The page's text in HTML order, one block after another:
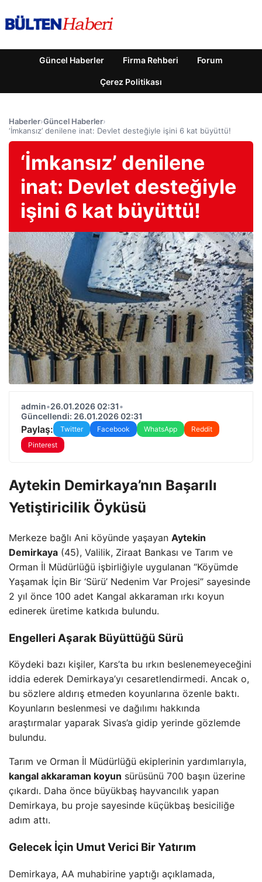
Güncel Haberler Firma Rehberi Forum
Çerez Politikası
Haberler›Güncel Haberler›
‘İmkansız’ denilene inat: Devlet desteğiyle işini 6 kat büyüttü!
‘İmkansız’ denilene
inat: Devlet desteğiyle
işini 6 kat büyüttü!
admin•26.01.2026 02:31•
Güncellendi: 26.01.2026 02:31
Paylaş: Twitter Facebook WhatsApp
Reddit
Pinterest
Aytekin Demirkaya’nın Başarılı
Yetiştiricilik Öyküsü
Merkeze bağlı Ani köyünde yaşayan Aytekin
Demirkaya (45), Valilik, Ziraat Bankası ve Tarım ve
Orman İl Müdürlüğü işbirliğiyle uygulanan “Köyümde
Yaşamak İçin Bir ‘Sürü’ Nedenim Var Projesi” sayesinde
2 yıl önce 100 adet Kangal akkaraman ırkı koyun
edinerek üretime katkıda bulundu.
Engelleri Aşarak Büyüttüğü Sürü
Köydeki bazı kişiler, Kars’ta bu ırkın beslenemeyeceğini
iddia ederek Demirkaya’yı cesaretlendirmedi. Ancak o,
bu sözlere aldırış etmeden koyunlarına özenle baktı.
Koyunların beslenmesi ve dağılımı hakkında
araştırmalar yaparak Sivas’a gidip yerinde gözlemde
bulundu.
Tarım ve Orman İl Müdürlüğü ekiplerinin yardımlarıyla,
kangal akkaraman koyun sürüsünü 700 başın üzerine
çıkardı. Daha önce büyükbaş hayvancılık yapan
Demirkaya, bu proje sayesinde küçükbaş besiciliğe
adım attı.
Gelecek İçin Umut Verici Bir Yatırım
Demirkaya, AA muhabirine yaptığı açıklamada,